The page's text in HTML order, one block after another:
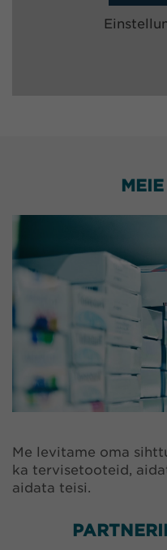
Me levitame oma
ka tervisetooteid,
aidata teisi.